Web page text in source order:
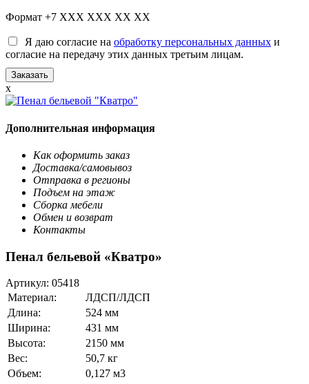
Формат +7 XXX XXX XX XX
Я даю согласие на обработку персональных данных и
согласие на передачу этих данных третьим лицам.
x
Дополнительная информация
Как оформить заказ
Доставка/самовывоз
Отправка в регионы
Подъем на этаж
Сборка мебели
Обмен и возврат
Контакты
Пенал бельевой «Кватро»
Артикул: 05418
Материал:
ЛДСП/ЛДСП
Длина:
524 мм
Ширина:
431 мм
Высота:
2150 мм
Вес:
50,7 кг
Объем:
0,127 м3